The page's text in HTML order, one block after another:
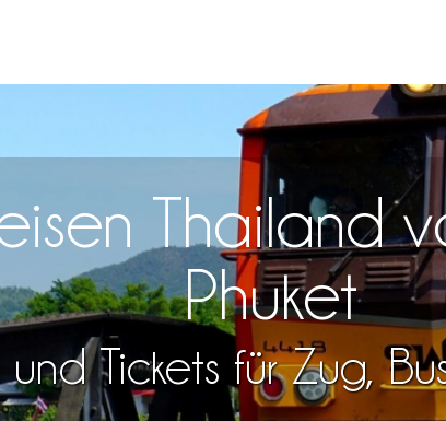
Thailand
Phuket
Tickets für Zug,